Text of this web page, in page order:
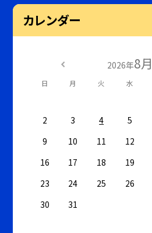
カレンダー
2026年8月
日 月 火 水
2
3 4 5
9
10 11 12
16
17 18 19
23
24 25 26
30
31